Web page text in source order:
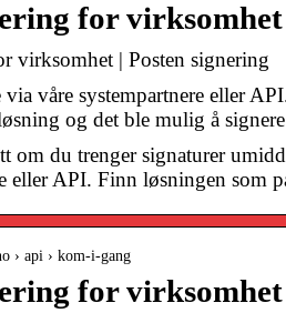
for virksomhet
virksomhet | Posten signering
via våre systempartnere eller
og det ble mulig å
om du trenger signaturer
eller API. Finn løsningen som
› api › kom-i-gang
for virksomhet